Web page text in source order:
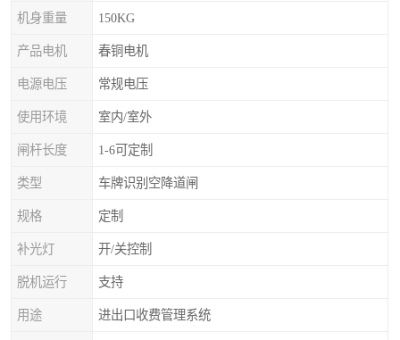
机身重量 150KG
产品电机 春铜电机
电源电压 常规电压
使用环境 室内/室外
闸杆长度 1-6可定制
类型 车牌识别空降道闸
规格 定制
补光灯 开/关控制
脱机运行 支持
用途 进出口收费管理系统